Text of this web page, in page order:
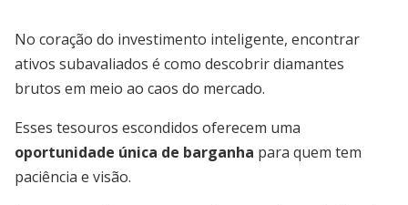
No coração do investimento inteligente, encontrar
ativos subavaliados é como descobrir diamantes
brutos em meio ao caos do mercado.
Esses tesouros escondidos oferecem uma
oportunidade única de barganha para quem tem
paciência e visão.